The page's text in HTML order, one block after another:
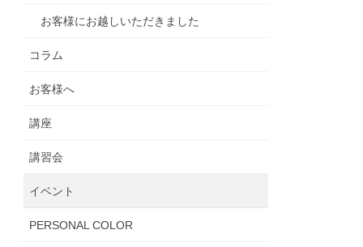
お客様にお越しいただきました
コラム
お客様へ
講座
講習会
イベント
PERSONAL COLOR